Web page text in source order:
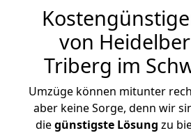
von
Triberg im
Umzüge können mitunter
aber keine Sorge, denn wir
diegünstigste Lösung zu